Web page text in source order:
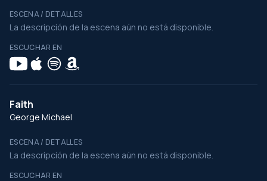
ESCENA / DETALLES
La descripción de la escena aún no está disponible.
ESCUCHAR EN
Faith
George Michael
ESCENA / DETALLES
La descripción de la escena aún no está disponible.
ESCUCHAR EN